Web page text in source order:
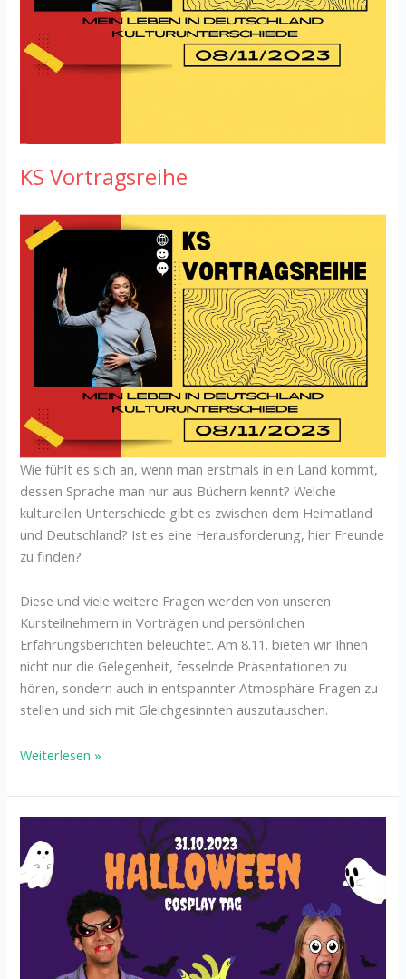
KS Vortragsreihe
Wie fühlt es sich an, wenn man erstmals in ein Land kommt,
dessen Sprache man nur aus Büchern kennt? Welche
kulturellen Unterschiede gibt es zwischen dem Heimatland
und Deutschland? Ist es eine Herausforderung, hier Freunde
zu finden?
Diese und viele weitere Fragen werden von unseren
Kursteilnehmern in Vorträgen und persönlichen
Erfahrungsberichten beleuchtet. Am 8.11. bieten wir Ihnen
nicht nur die Gelegenheit, fesselnde Präsentationen zu
hören, sondern auch in entspannter Atmosphäre Fragen zu
stellen und sich mit Gleichgesinnten auszutauschen.
Weiterlesen »
Cosplay-
Tag